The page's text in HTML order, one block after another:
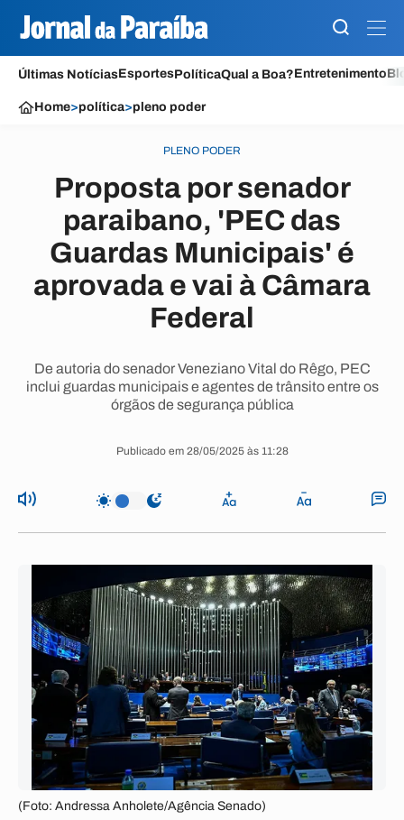
Últimas NotíciasEsportesPolíticaQual a Boa?Entretenimento
Home>política>pleno poder
PLENO PODER
Proposta por senador
paraibano, 'PEC das
Guardas Municipais' é
aprovada e vai à Câmara
Federal
De autoria do senador Veneziano Vital do Rêgo, PEC
inclui guardas municipais e agentes de trânsito entre os
órgãos de segurança pública
Publicado em 28/05/2025 às 11:28
(Foto: Andressa Anholete/Agência Senado)